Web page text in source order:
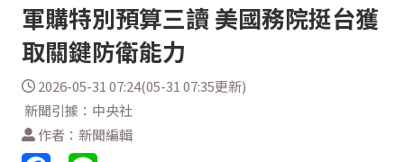
軍購特別預算三讀 美國務院挺台獲
取關鍵防衛能力
2026-05-31 07:24(05-31 07:35更新)
新聞引據：中央社
作者：新聞編輯